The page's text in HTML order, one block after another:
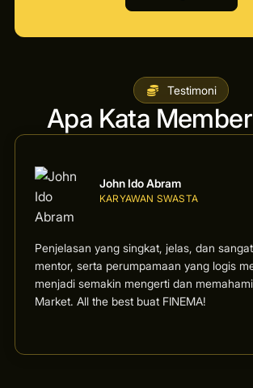
Testimoni
Apa Kata
John Ido Abram
KARYAWAN SWASTA
Penjelasan yang singkat, jelas, dan
mentor, serta perumpamaan yang logis
menjadi semakin mengerti dan
Market. All the best buat FINEMA!